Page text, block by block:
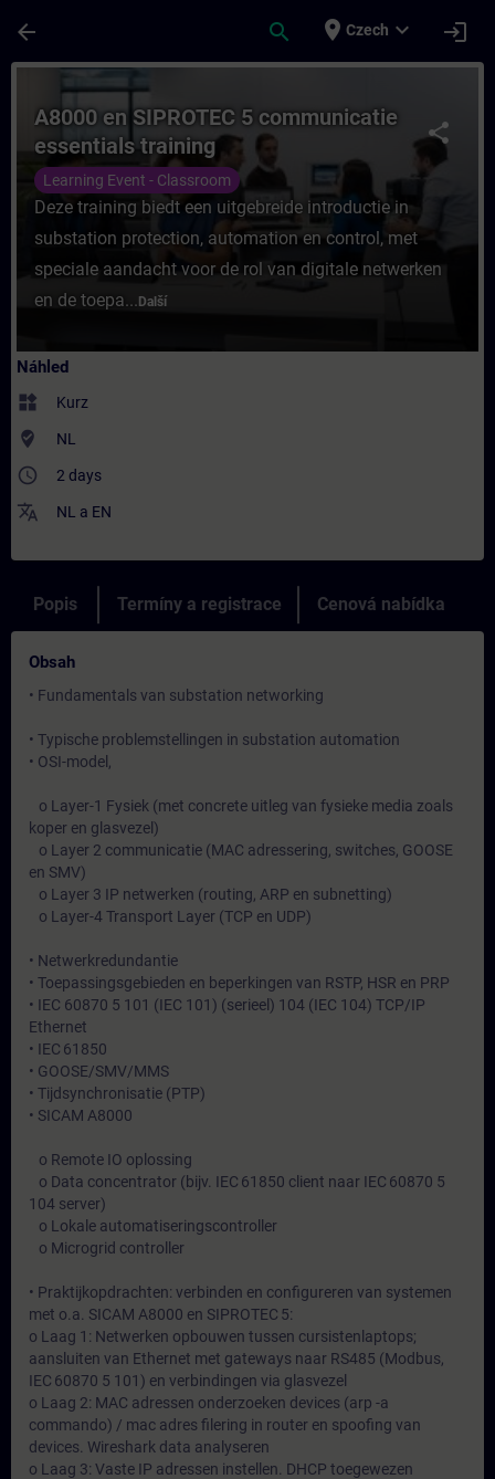
arrow_back search place Czech expand_more login
Kurz - A8000 en SIPROTEC 5
share
A8000 en SIPROTEC 5 communicatie
essentials training
Learning Event - Classroom
Deze training biedt een uitgebreide introductie in
substation protection, automation en control, met
speciale aandacht voor de rol van digitale netwerken
en de toepa... Další
Náhled
widgets Kurz
where_to_vote NL
access_time 2 days
translate NL a EN
Popis Termíny a registrace Cenová nabídka
Obsah
• Fundamentals van substation networking
• Typische problemstellingen in substation automation
• OSI-model,
o Layer-1 Fysiek (met concrete uitleg van fysieke media zoals
koper en glasvezel)
o Layer 2 communicatie (MAC adressering, switches, GOOSE
en SMV)
o Layer 3 IP netwerken (routing, ARP en subnetting)
o Layer-4 Transport Layer (TCP en UDP)
• Netwerkredundantie
• Toepassingsgebieden en beperkingen van RSTP, HSR en PRP
• IEC 60870 5 101 (IEC 101) (serieel) 104 (IEC 104) TCP/IP
Ethernet
• IEC 61850
• GOOSE/SMV/MMS
• Tijdsynchronisatie (PTP)
• SICAM A8000
o Remote IO oplossing
o Data concentrator (bijv. IEC 61850 client naar IEC 60870 5
104 server)
o Lokale automatiseringscontroller
o Microgrid controller
• Praktijkopdrachten: verbinden en configureren van systemen
met o.a. SICAM A8000 en SIPROTEC 5:
o Laag 1: Netwerken opbouwen tussen cursistenlaptops;
aansluiten van Ethernet met gateways naar RS485 (Modbus,
IEC 60870 5 101) en verbindingen via glasvezel
o Laag 2: MAC adressen onderzoeken devices (arp -a
commando) / mac adres filering in router en spoofing van
devices. Wireshark data analyseren
o Laag 3: Vaste IP adressen instellen. DHCP toegewezen